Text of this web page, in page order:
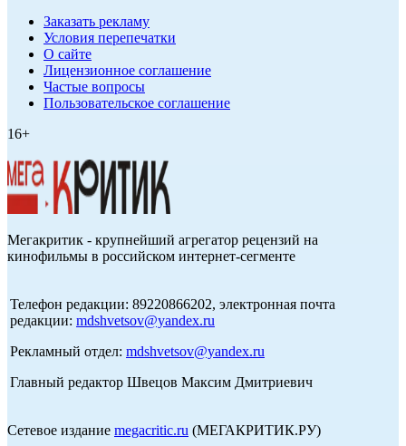
Заказать рекламу
Условия перепечатки
О сайте
Лицензионное соглашение
Частые вопросы
Пользовательское соглашение
16+
Мегакритик - крупнейший агрегатор рецензий на
кинофильмы в российском интернет-сегменте
Телефон редакции: 89220866202, электронная почта
редакции: mdshvetsov@yandex.ru
Рекламный отдел: mdshvetsov@yandex.ru
Главный редактор Швецов Максим Дмитриевич
Сетевое издание megacritic.ru (МЕГАКРИТИК.РУ)